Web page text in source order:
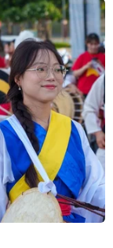
đã để
trong đó có
trước
giành
đây.
này là
Vòng loại
Á.
thua U22
.